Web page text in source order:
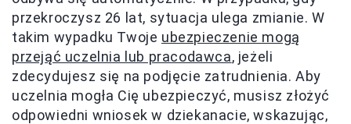
przekroczysz 26 lat, sytuacja ulega zmianie. W
takim wypadku Twoje ubezpieczenie mogą
przejąć uczelnia lub pracodawca, jeżeli
zdecydujesz się na podjęcie zatrudnienia. Aby
uczelnia mogła Cię ubezpieczyć, musisz złożyć
odpowiedni wniosek w dziekanacie, wskazując,